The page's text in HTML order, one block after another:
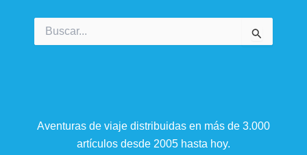
por:
Aventuras de viaje distribuidas en más de 3.000
artículos desde 2005 hasta hoy.